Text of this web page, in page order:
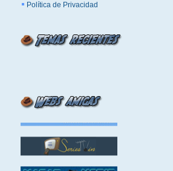
Política de Privacidad